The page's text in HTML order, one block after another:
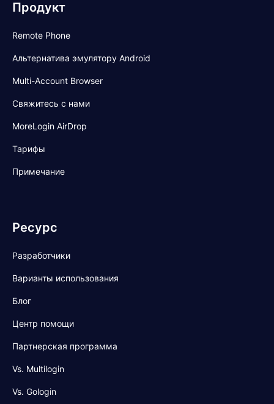
Продукт
Remote Phone
Альтернатива эмулятору Android
Multi-Account Browser
Свяжитесь с нами
MoreLogin AirDrop
Тарифы
Примечание
Ресурс
Разработчики
Варианты использования
Блог
Центр помощи
Партнерская программа
Vs. Multilogin
Vs. Gologin